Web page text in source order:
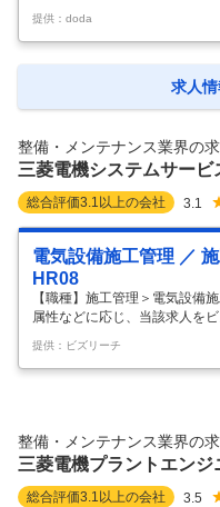
連続黒字決算！ 年収UP◎昨
種・職種未経験歓迎◎9割が未
業界で、ゼロから手に職を。
へ。 【この求人のPOINT】
3歳。9割以上が未経験入社 ★
提供：doda
求人
整備・メンテナンス業界の求
三菱電機システムサービ
総合評価3.1 以上の会社 3.1
電気設備施工管理 ／
HR08
【職種】施工管理＞電気設備
属性などに応じ、当該求人を
る場合があります 当社は三菱
提案から施工まで幅広いサー
です。そんな当社の電気通信
ます。 ●採用背景 中四国支社
っています。そこで、当社で
技術の継承を図るべく、採用
たなメ…
提供：ビズリーチ
整備・メンテナンス業界の求
三菱電機プラントエン
総合評価3.1 以上の会社 3.5